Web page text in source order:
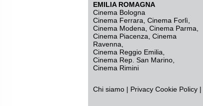
EMILIA ROMAGNA
Cinema Bologna
Cinema Ferrara Cinema Forlì
Cinema Modena Cinema Parma
Cinema Piacenza Cinema
Ravenna
Cinema Reggio Emilia
Cinema Rep. San Marino
Cinema Rimini
Chi siamo | Privacy Cookie Policy |